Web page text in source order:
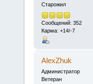
Старожил
Сообщений: 352
Карма: +14/-7
AlexZhuk
Администратор
Ветеран